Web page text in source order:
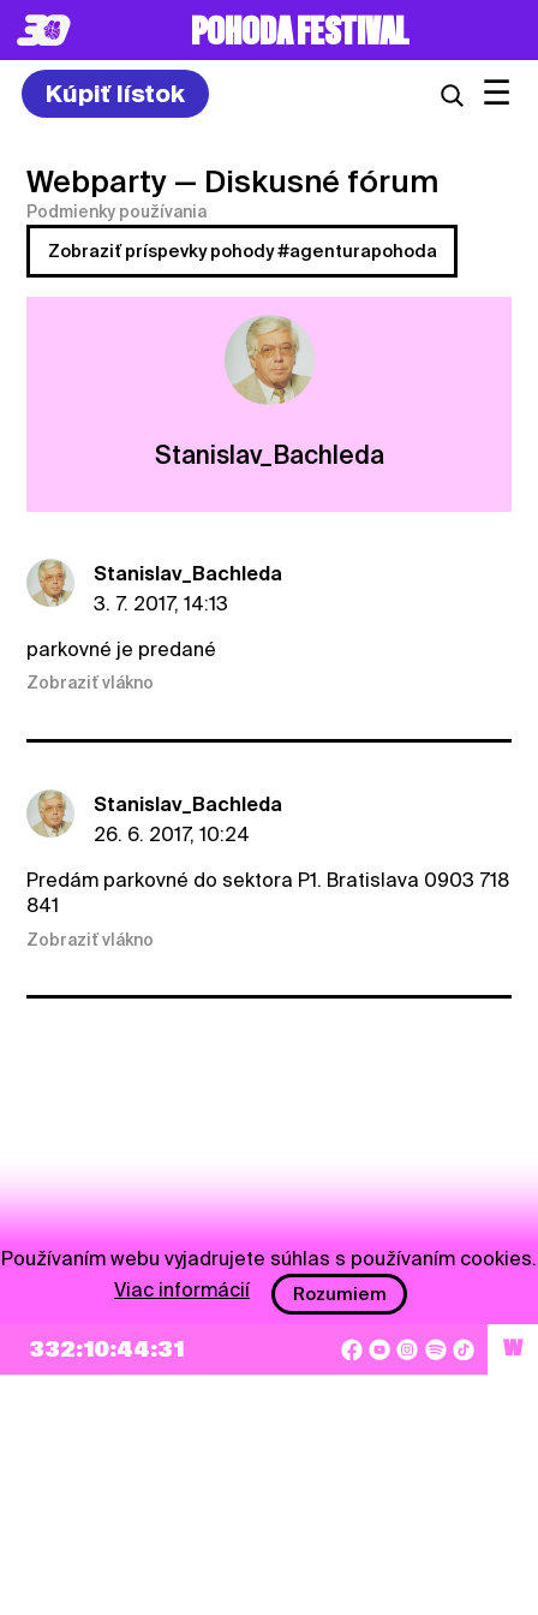
POHODA FESTIVAL
Kúpiť lístok ☰
Webparty — Diskusné fórum
Podmienky používania
Zobraziť príspevky pohody #agenturapohoda
Stanislav_Bachleda
Stanislav_Bachleda
3. 7. 2017, 14:13
parkovné je predané
Zobraziť vlákno
Stanislav_Bachleda
26. 6. 2017, 10:24
Predám parkovné do sektora P1. Bratislava 0903 718
841
Zobraziť vlákno
332:10:44:31 W
Používaním webu vyjadrujete súhlas s používaním cookies.
Viac informácií
Rozumiem